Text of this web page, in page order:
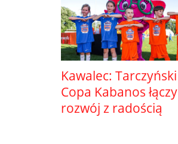
Kawalec: Tarczyński
Copa Kabanos łączy
rozwój z radością